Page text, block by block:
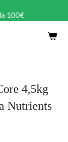
100€
4,5kg
Nutrients